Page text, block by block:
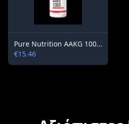
Pure Nutrition AAKG 1000 mg 100 tablets
€15.46